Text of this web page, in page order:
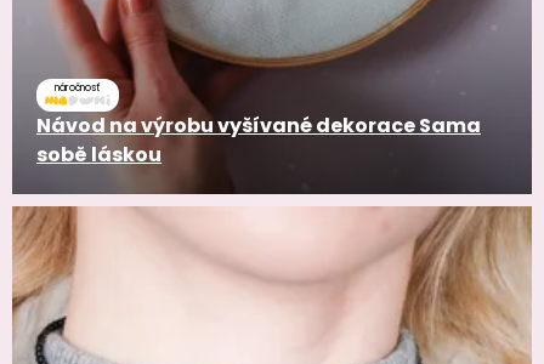
náročnosť
Návod na výrobu vyšívané dekorace Sama
sobě láskou